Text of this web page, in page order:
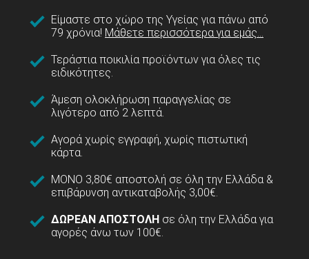
Είμαστε στο χώρο της Υγείας για πάνω από
79 χρόνια! Μάθετε περισσότερα για εμάς...
Τεράστια ποικιλία προϊόντων για όλες τις
ειδικότητες.
Άμεση ολοκλήρωση παραγγελίας σε
λιγότερο από 2 λεπτά.
Αγορά χωρίς εγγραφή, χωρίς πιστωτική
κάρτα.
ΜΟΝΟ 3,80€ αποστολή σε όλη την Ελλάδα &
επιβάρυνση αντικαταβολής 3,00€.
ΔΩΡΕΑΝ ΑΠΟΣΤΟΛΗ σε όλη την Ελλάδα για
αγορές άνω των 100€.